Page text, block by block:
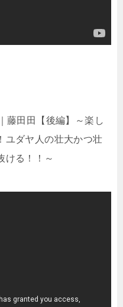
藤田田【後編】～楽し
ユダヤ人の壮大かつ壮
ける！！～